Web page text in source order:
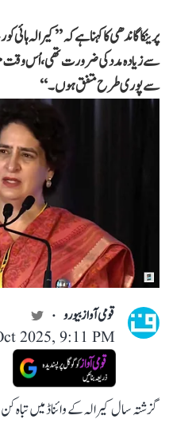
پرینکا گاندھی کا کہنا ہے کہ ’’کیرالہ
سے زیادہ مدد کی ضرورت تھی، اُس
سے پوری طرح متفق ہوں۔‘‘
قومی آواز بیورو
2025, 9:11 PM
گزشتہ سال کیرالہ کے وائناڈ میں تباہ